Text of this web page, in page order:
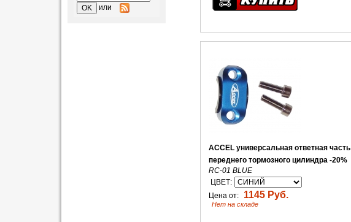
или
ACCEL универсальная ответная часть
переднего тормозного цилиндра -20%
RC-01 BLUE
ЦВЕТ:
Цена от:
1145 Руб.
Нет на складе